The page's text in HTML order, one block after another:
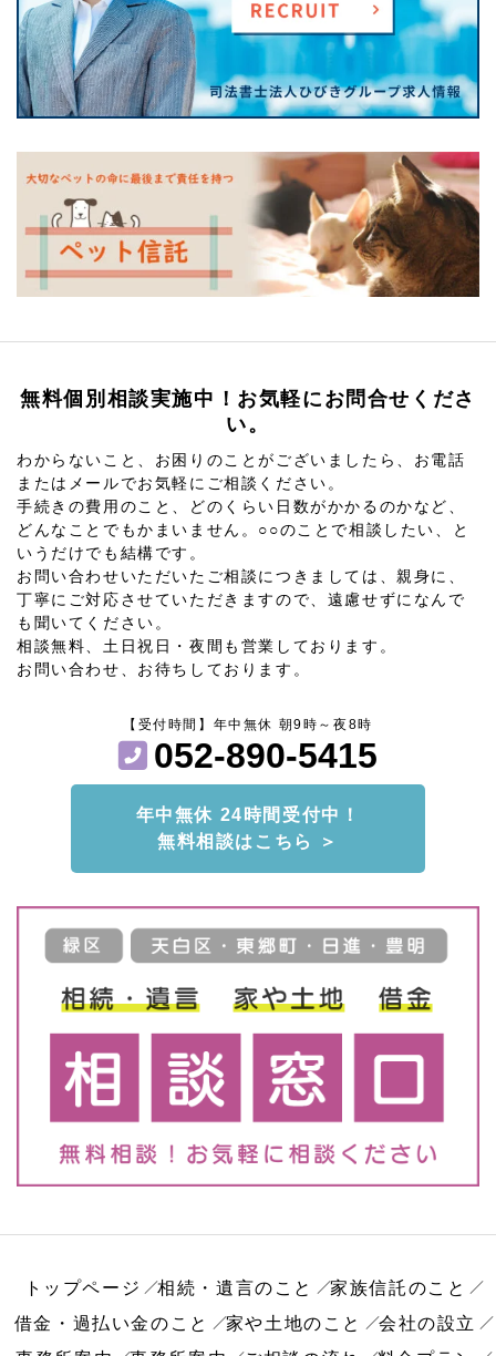
無料個別相談実施中！お気軽にお問合せくださ
い。
わからないこと、お困りのことがございましたら、お電話
またはメールでお気軽にご相談ください。
手続きの費用のこと、どのくらい日数がかかるのかなど、
どんなことでもかまいません。○○のことで相談したい、と
いうだけでも結構です。
お問い合わせいただいたご相談につきましては、親身に、
丁寧にご対応させていただきますので、遠慮せずになんで
も聞いてください。
相談無料、土日祝日・夜間も営業しております。
お問い合わせ、お待ちしております。
【受付時間】年中無休 朝9時～夜8時
052-890-5415
年中無休 24時間受付中！
無料相談はこちら ＞
トップページ 相続・遺言のこと
家族信託のこと
借金・過払い金のこと
家や土地のこと
会社の設立